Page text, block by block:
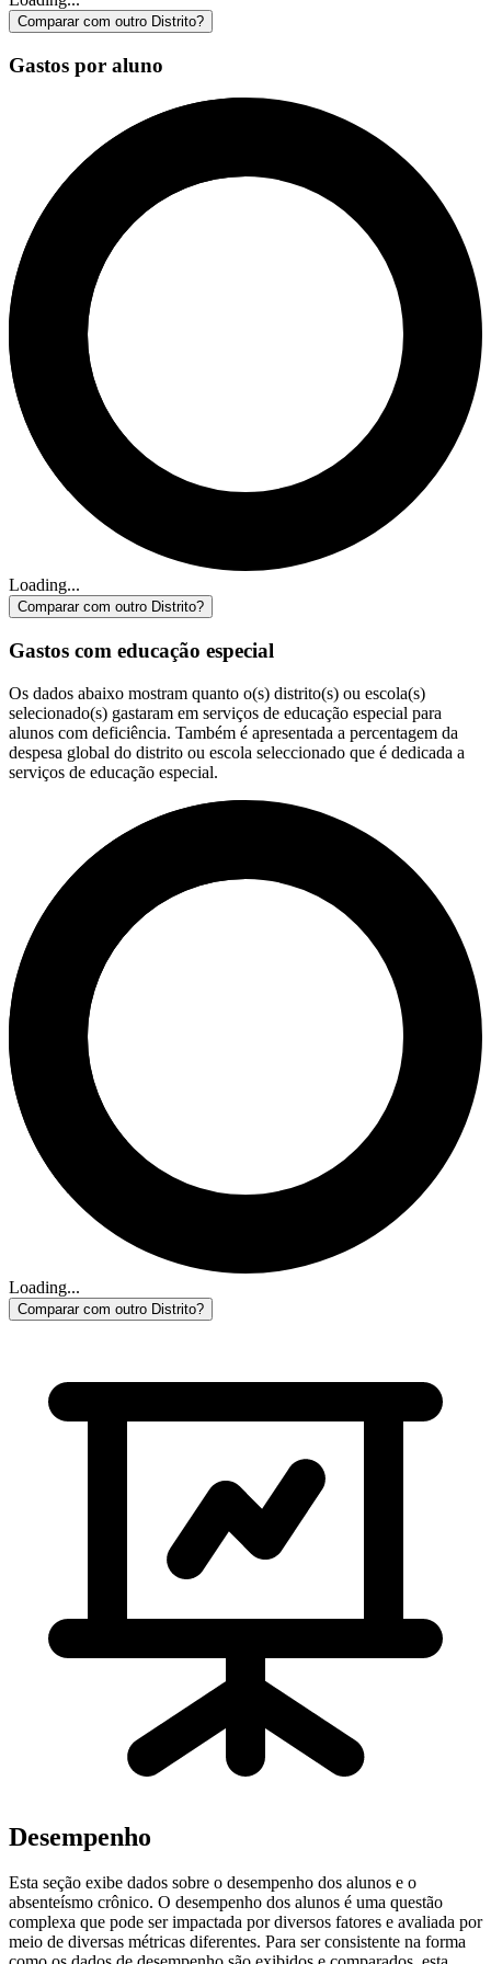
Comparar com outro Distrito?
Gastos por aluno
Loading...
Comparar com outro Distrito?
Gastos com educação especial
Os dados abaixo mostram quanto o(s) distrito(s) ou escola(s)
selecionado(s) gastaram em serviços de educação especial para
alunos com deficiência. Também é apresentada a percentagem da
despesa global do distrito ou escola seleccionado que é dedicada a
serviços de educação especial.
Loading...
Comparar com outro Distrito?
Desempenho
Esta seção exibe dados sobre o desempenho dos alunos e o
absenteísmo crônico. O desempenho dos alunos é uma questão
complexa que pode ser impactada por diversos fatores e avaliada por
meio de diversas métricas diferentes. Para ser consistente na forma